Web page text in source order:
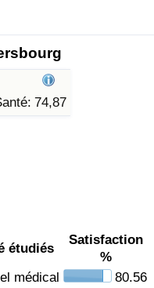
74,87
étudiés
Satisfaction
%
médical
80.56
Pays